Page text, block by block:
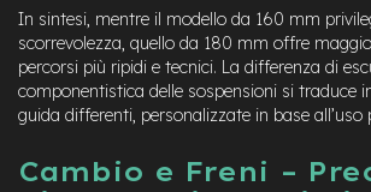
-
r
a
v
e
e
In sintesi, mentre il modello da 160 mm
scorrevolezza, quello da 180 mm offre
percorsi più ripidi e tecnici. La differenza di
componentistica delle sospensioni si traduce
guida differenti, personalizzate in base all’uso
Cambio e Freni –